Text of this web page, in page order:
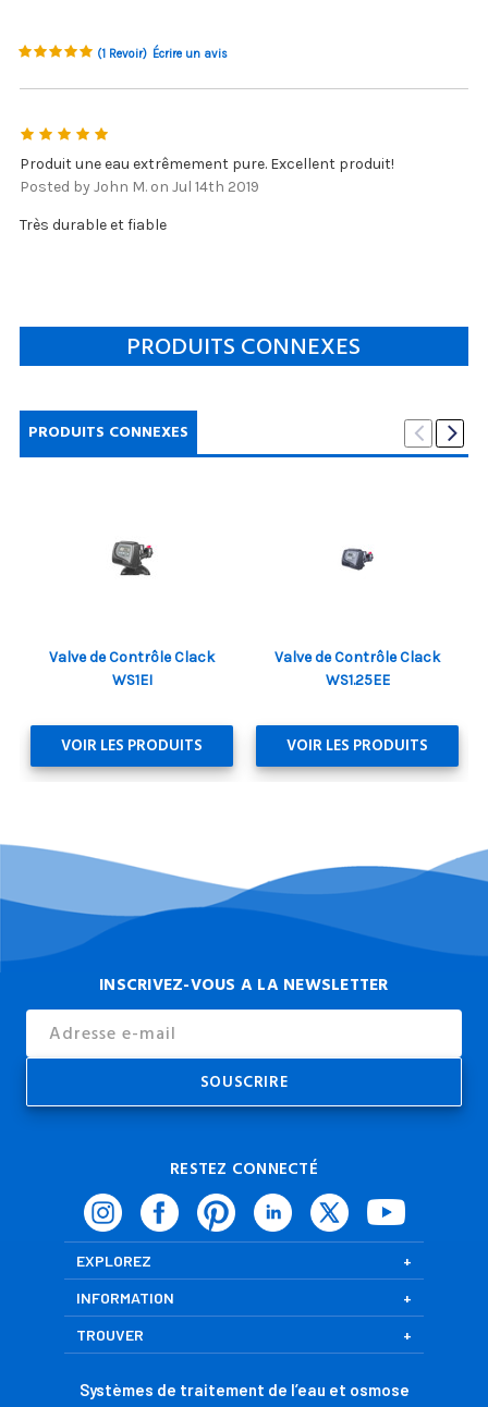
(1 Revoir) Écrire un avis
Produit une eau extrêmement pure. Excellent produit!
Posted by John M. on Jul 14th 2019
Très durable et fiable
PRODUITS CONNEXES
PRODUITS CONNEXES
Valve de Contrôle Clack
WS1EI
VOIR LES PRODUITS
Valve de Contrôle Clack
WS1.25EE
VOIR LES PRODUITS
INSCRIVEZ-VOUS A LA NEWSLETTER
Address
RESTEZ CONNECTÉ
EXPLOREZ
INFORMATION
TROUVER
Systèmes de traitement de l’eau et osmose